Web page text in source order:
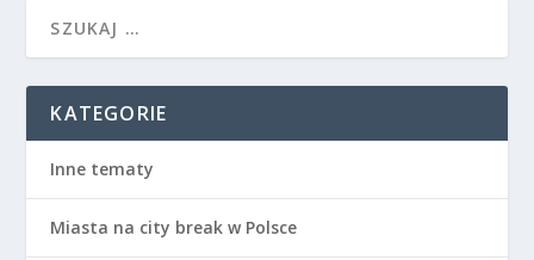
KATEGORIE
Turystyka